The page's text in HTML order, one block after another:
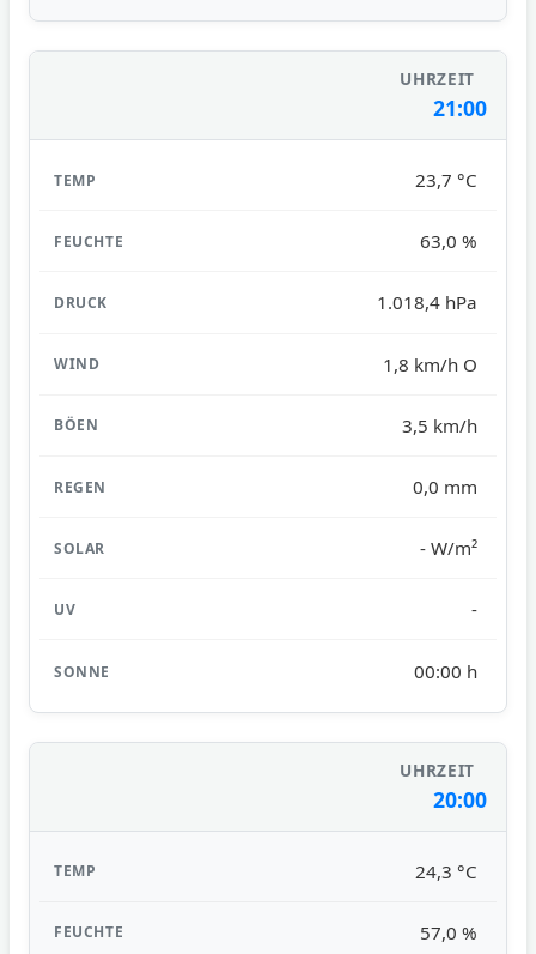
21:00
23,7 °C
63,0 %
1.018,4 hPa
1,8 km/h O
3,5 km/h
0,0 mm
- W/m²
-
00:00 h
20:00
24,3 °C
57,0 %